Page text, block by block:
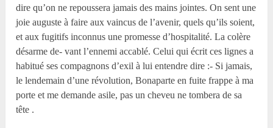
dire qu’on ne repoussera jamais des mains jointes. On sent une
joie auguste à faire aux vaincus de l’avenir, quels qu’ils soient,
et aux fugitifs inconnus une promesse d’hospitalité. La colère
désarme de- vant l’ennemi accablé. Celui qui écrit ces lignes a
habitué ses compagnons d’exil à lui entendre dire :- Si jamais,
le lendemain d’une révolution, Bonaparte en fuite frappe à ma
porte et me demande asile, pas un cheveu ne tombera de sa
tête .